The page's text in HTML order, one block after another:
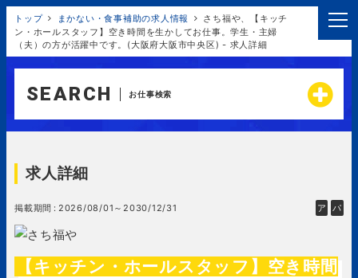
トップ まかない・食事補助の求人情報
さち福や、【キッチ
ン・ホールスタッフ】空き時間を生かしてお仕事。学生・主婦
（夫）の方が活躍中です。(大阪府大阪市中央区) - 求人詳細
SEARCH お仕事検索
求人詳細
掲載期間 2026/08/01～2030/12/31 ア パ
【キッチン・ホールスタッフ】空き時間